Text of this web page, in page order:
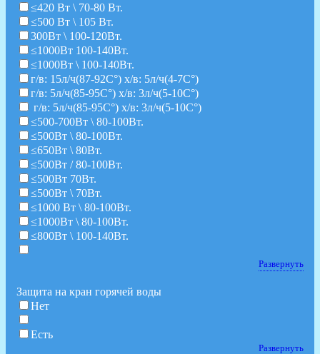
≤420 Вт \ 70-80 Вт.
≤500 Вт \ 105 Вт.
300Вт \ 100-120Вт.
≤1000Вт 100-140Вт.
≤1000Вт \ 100-140Вт.
г/в: 15л/ч(87-92C°) х/в: 5л/ч(4-7C°)
г/в: 5л/ч(85-95C°) х/в: 3л/ч(5-10C°)
г/в: 5л/ч(85-95C°) х/в: 3л/ч(5-10C°)
≤500-700Вт \ 80-100Вт.
≤500Вт \ 80-100Вт.
≤650Вт \ 80Вт.
≤500Вт / 80-100Вт.
≤500Вт 70Вт.
≤500Вт \ 70Вт.
≤1000 Вт \ 80-100Вт.
≤1000Вт \ 80-100Вт.
≤800Вт \ 100-140Вт.
Развернуть
Защита на кран горячей воды
Нет
Есть
Развернуть